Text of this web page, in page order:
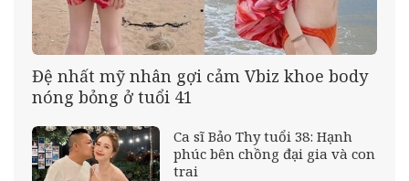
Đệ nhất mỹ nhân gợi cảm Vbiz khoe body
nóng bỏng ở tuổi 41
Ca sĩ Bảo Thy tuổi 38: Hạnh
phúc bên chồng đại gia và con
trai